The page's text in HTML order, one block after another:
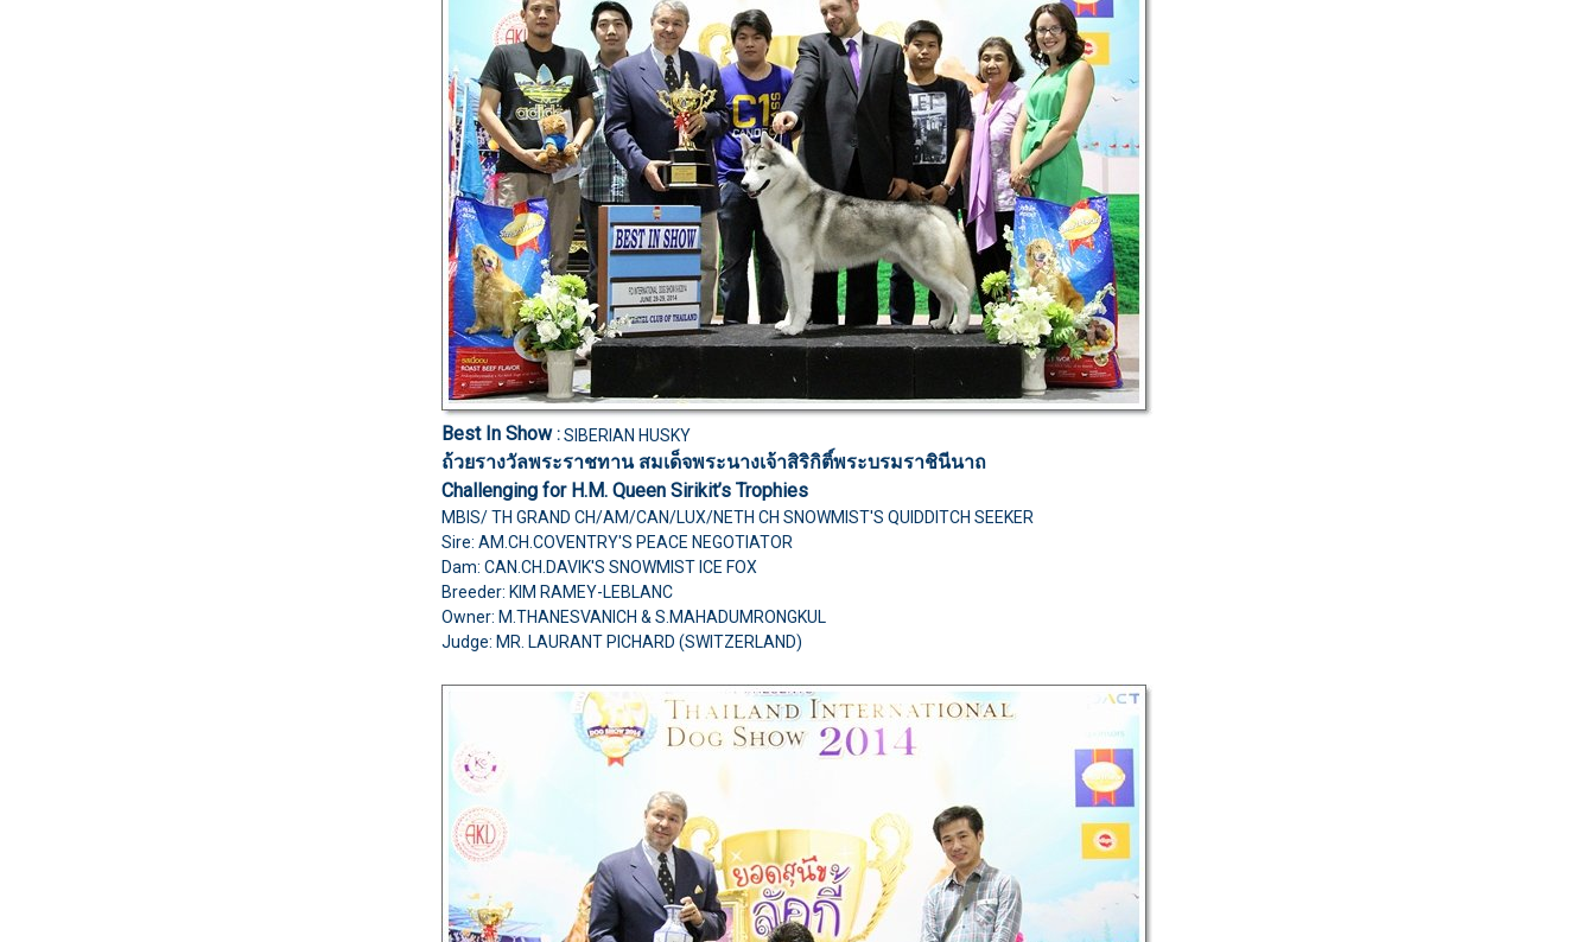
Best In Show:SIBERIAN HUSKY
ถ้วยรางวัลพระราชทาน สมเด็จพระนางเจ้าสิริกิติ์พระบรมราชินีนาถ
Challenging for H.M. Queen Sirikit’s Trophies
MBIS/ TH GRAND CH/AM/CAN/LUX/NETH CH SNOWMIST'S QUIDDITCH SEEKER
Sire: AM.CH.COVENTRY'S PEACE NEGOTIATOR
Dam: CAN.CH.DAVIK'S SNOWMIST ICE FOX
Breeder: KIM RAMEY-LEBLANC
Owner: M.THANESVANICH & S.MAHADUMRONGKUL
Judge: MR. LAURANT PICHARD (SWITZERLAND)